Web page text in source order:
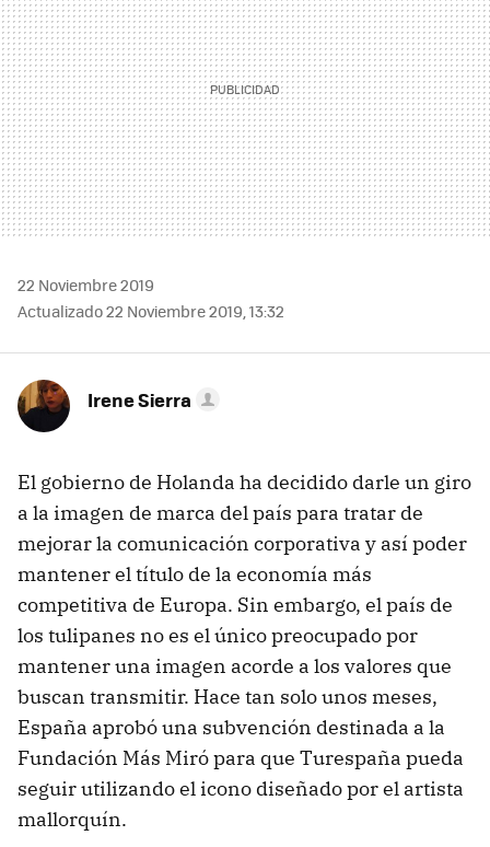
22 Noviembre 2019
Actualizado 22 Noviembre 2019, 13:32
Irene Sierra
El gobierno de Holanda ha decidido darle un giro
a la imagen de marca del país para tratar de
mejorar la comunicación corporativa y así poder
mantener el título de la economía más
competitiva de Europa. Sin embargo, el país de
los tulipanes no es el único preocupado por
mantener una imagen acorde a los valores que
buscan transmitir. Hace tan solo unos meses,
España aprobó una subvención destinada a la
Fundación Más Miró para que Turespaña pueda
seguir utilizando el icono diseñado por el artista
mallorquín.